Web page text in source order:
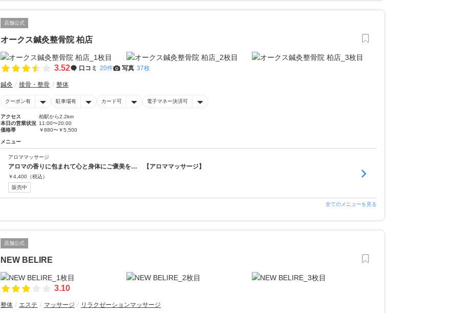
店舗公式
オークス鍼灸整骨院 柏店
3.52 口コミ 20件 写真 37枚
鍼灸 接骨・整骨 整体
クーポン有 駐車場有 カード可 電子マネー決済可
アクセス
柏駅から2.2km
本日の営業状況 11:00〜20:00
価格帯
￥880〜￥5,500
メニュー
アロママッサージ
アロマの香りに包まれて心と身体にご褒美を… 【アロママッサージ】
￥4,400 （税込）
販売中
全てのメニューを見る
店舗公式
NEW BELIRE
3.10
整体 エステ マッサージ リラクゼーションマッサージ